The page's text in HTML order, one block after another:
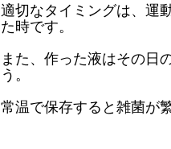
適切なタイミングは、運
た時です。
また、作った液はその日
う。
常温で保存すると雑菌が